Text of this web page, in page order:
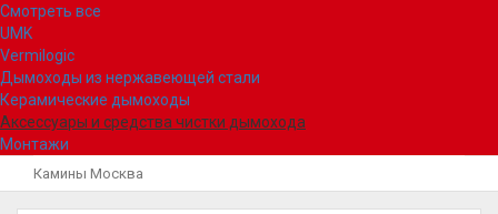
Смотреть все
UMK
Vermilogic
Дымоходы из нержавеющей стали
Керамические дымоходы
Аксессуары и средства чистки дымохода
Монтажи
Камины Москва